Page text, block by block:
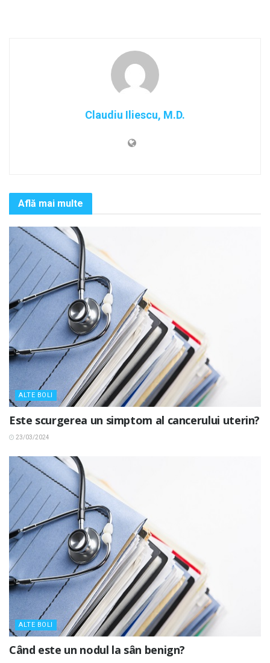
Claudiu Iliescu, M.D.
Află mai multe
ALTE BOLI
Este scurgerea un simptom al cancerului uterin?
23/03/2024
ALTE BOLI
Când este un nodul la sân benign?